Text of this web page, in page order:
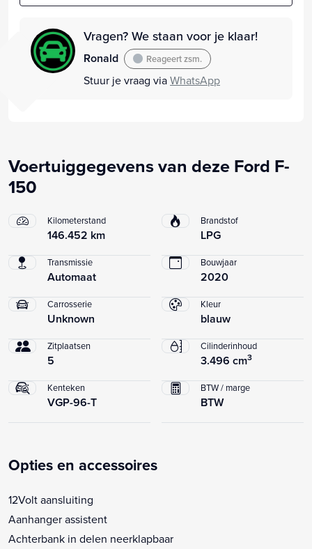
Vragen? We staan voor je klaar!
Ronald Reageert zsm.
Stuur je vraag viaWhatsApp
Voertuiggegevens van deze Ford F-
150
Kilometerstand
146.452 km
Brandstof
LPG
Transmissie
Automaat
Bouwjaar
2020
Carrosserie
Unknown
Kleur
blauw
Zitplaatsen
5
Cilinderinhoud
3.496 cm3
Kenteken
VGP-96-T
BTW / marge
BTW
Opties en accessoires
12Volt aansluiting
Aanhanger assistent
Achterbank in delen neerklapbaar